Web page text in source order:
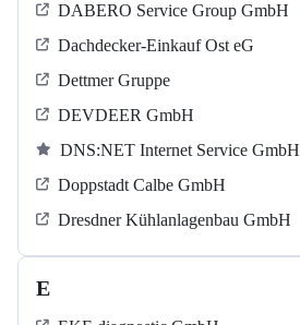
DABERO Service Group GmbH
Dachdecker-Einkauf Ost eG
Dettmer Gruppe
DEVDEER GmbH
DNS:NET Internet Service GmbH
Doppstadt Calbe GmbH
Dresdner Kühlanlagenbau GmbH
E